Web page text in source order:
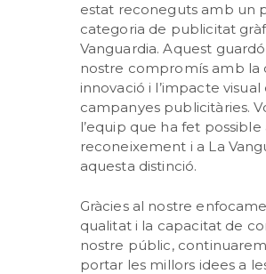
estat reconeguts amb un
categoria de publicitat
Vanguardia. Aquest
nostre compromís amb la
innovació i l’impacte
campanyes publicitàries.
l’equip que ha fet
reconeixement i a La
aquesta distinció.
Gràcies al nostre
qualitat i la capacitat de
nostre públic,
portar les millors idees a